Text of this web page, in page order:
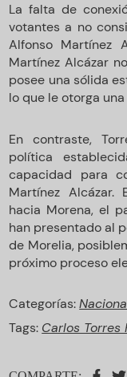
La falta de
votantes a no
Alfonso Martínez
Martínez Alcázar
posee una sólida
lo que le otorga
En contraste,
política
capacidad para
Martínez Alcázar.
hacia Morena, el
han presentado al
de Morelia,
próximo proceso
Categorías:
Tags: Carlos Torres